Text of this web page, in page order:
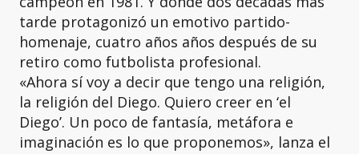
tarde protagonizó un emotivo partido-
homenaje, cuatro años años después de su
retiro como futbolista profesional.
«Ahora sí voy a decir que tengo una religión,
la religión del Diego. Quiero creer en ‘el
Diego’. Un poco de fantasía, metáfora e
imaginación es lo que proponemos», lanza el